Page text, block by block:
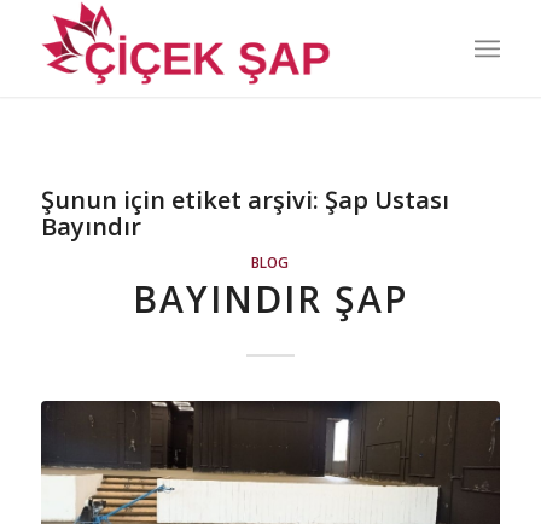
Şunun için etiket arşivi: Şap Ustası
Bayındır
BLOG
BAYINDIR ŞAP